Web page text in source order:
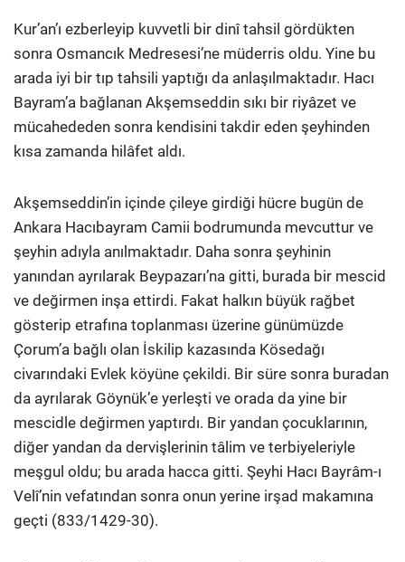
Kur’an’ı ezberleyip kuvvetli bir dinî tahsil gördükten
sonra Osmancık Medresesi’ne müderris oldu. Yine bu
arada iyi bir tıp tahsili yaptığı da anlaşılmaktadır. Hacı
Bayram’a bağlanan Akşemseddin sıkı bir riyâzet ve
mücahededen sonra kendisini takdir eden şeyhinden
kısa zamanda hilâfet aldı.
Akşemseddin’in içinde çileye girdiği hücre bugün de
Ankara Hacıbayram Camii bodrumunda mevcuttur ve
şeyhin adıyla anılmaktadır. Daha sonra şeyhinin
yanından ayrılarak Beypazarı’na gitti, burada bir mescid
ve değirmen inşa ettirdi. Fakat halkın büyük rağbet
gösterip etrafına toplanması üzerine günümüzde
Çorum’a bağlı olan İskilip kazasında Kösedağı
civarındaki Evlek köyüne çekildi. Bir süre sonra buradan
da ayrılarak Göynük’e yerleşti ve orada da yine bir
mescidle değirmen yaptırdı. Bir yandan çocuklarının,
diğer yandan da dervişlerinin tâlim ve terbiyeleriyle
meşgul oldu; bu arada hacca gitti. Şeyhi Hacı Bayrâm-ı
Velî’nin vefatından sonra onun yerine irşad makamına
geçti (833/1429-30).